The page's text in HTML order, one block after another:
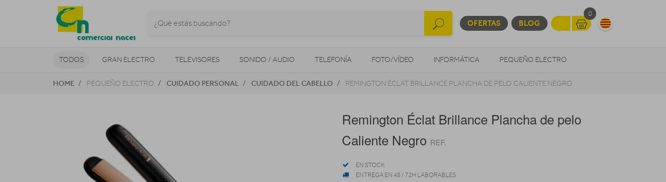
OFERTAS BLOG
0
TODOS GRAN ELECTRO TELEVISORES SONIDO / AUDIO TELEFONÍA FOTO/VÍDEO INFORMÁTICA PEQUEÑO ELECTRO
CLIMATIZACIÓN Y CALEFACCIÓN MOVILIDAD URBANA NAVEGADORES GPS CONSOLAS OTROS
HOME PEQUEÑO ELECTRO CUIDADO PERSONAL CUIDADO DEL CABELLO REMINGTON ÉCLAT BRILLANCE PLANCHA DE PELO CALIENTE NEGRO
Remington Éclat Brillance Plancha de pelo
Caliente Negro REF.
EN STOCK
ENTREGA EN 48 / 72H LABORABLES